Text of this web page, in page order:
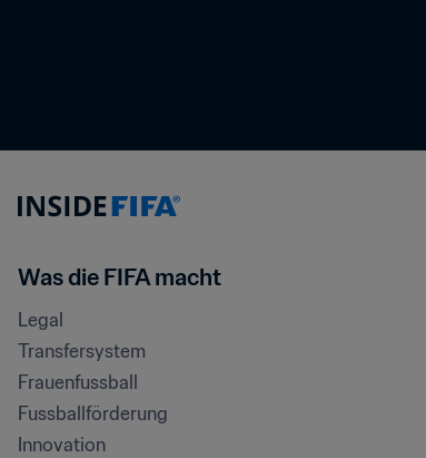
Was die FIFA macht
Legal
Transfersystem
Frauenfussball
Fussballförderung
Innovation